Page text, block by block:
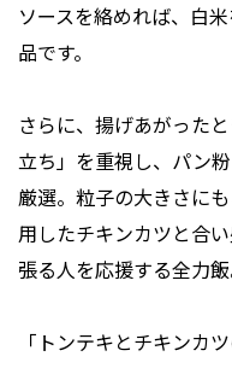
ソースを絡めれば、白
品です。
さらに、揚げあがった
立ち」を重視し、パン
厳選。粒子の大きさに
用したチキンカツと合
張る人を応援する全力
「トンテキとチキンカ